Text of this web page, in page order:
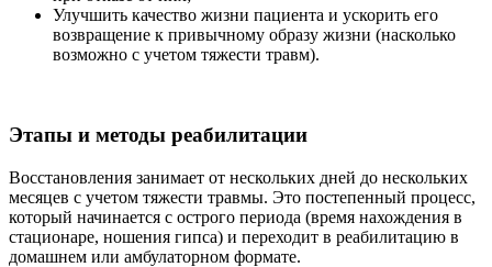
Улучшить качество жизни пациента и ускорить его
возвращение к привычному образу жизни (насколько
возможно с учетом тяжести травм).
Этапы и методы реабилитации
Восстановления занимает от нескольких дней до нескольких
месяцев с учетом тяжести травмы. Это постепенный процесс,
который начинается с острого периода (время нахождения в
стационаре, ношения гипса) и переходит в реабилитацию в
домашнем или амбулаторном формате.